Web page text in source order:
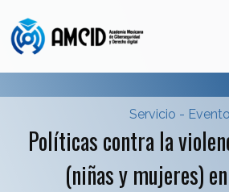
Servicio - Evento
Políticas contra la
(niñas y mujeres)